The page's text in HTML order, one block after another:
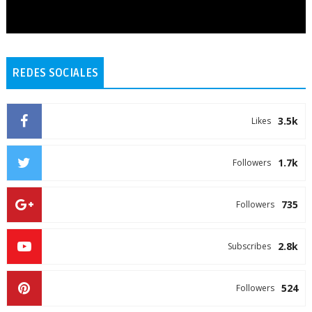
REDES SOCIALES
3.5k
Likes
1.7k
Followers
735
Followers
2.8k
Subscribes
524
Followers